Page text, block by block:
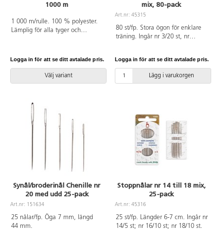
1000 m
1 000 m/rulle. 100 % polyester.
Lämplig för alla tyger och
Logga in för att se ditt avtalade pris.
Välj variant
mix, 80-pack
Art.nr: 45315
80 st/fp. Stora ögon för enklare
träning. Ingår nr 3/20 st, nr
Logga in för att se ditt avtalade pris.
Lägg i varukorgen
Synål/broderinål Chenille nr
20 med udd 25-pack
Art.nr: 151634
25 nålar/fp. Öga 7 mm, längd
44 mm.
Stoppnålar nr 14 till 18 mix,
25-pack
Art.nr: 45316
25 st/fp. Längder 6-7 cm. Ingår nr
14/5 st; nr 16/10 st; nr 18/10 st.